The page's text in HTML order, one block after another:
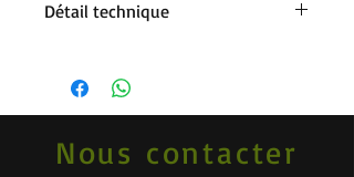
Détail technique
Nous contacter